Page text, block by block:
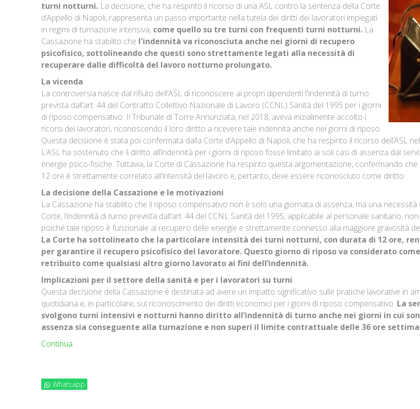
turni notturni. La decisione, che ha respinto il ricorso di una ASL contro la sentenza della Corte
d’Appello di Napoli, rappresenta un passo importante nella tutela dei diritti dei lavoratori impiegati
in regimi di turnazione intensiva, come quello su tre turni con frequenti turni notturni. La
Cassazione ha stabilito che l'indennità va riconosciuta anche nei giorni di recupero
psicofisico, sottolineando che questi sono strettamente legati alla necessità di
recuperare dalle difficoltà del lavoro notturno prolungato.
La vicenda
La controversia nasce dal rifiuto dell’ASL di riconoscere ai propri dipendenti l'indennità di turno
prevista dall’art. 44 del Contratto Collettivo Nazionale di Lavoro (CCNL) Sanità del 1995 per i giorni
di riposo compensativo. Il Tribunale di Torre Annunziata, nel 2018, aveva inizialmente accolto i
ricorsi dei lavoratori, riconoscendo il loro diritto a ricevere tale indennità anche nei giorni di riposo.
Questa decisione è stata poi confermata dalla Corte d’Appello di Napoli, che ha respinto il ricorso dell’ASL
L’ASL ha sostenuto che il diritto all’indennità per i giorni di riposo fosse limitato ai soli casi di assenza dal
energie psico-fisiche. Tuttavia, la Corte di Cassazione ha respinto questa argomentazione, confermando
12 ore è strettamente correlato all’intensità del lavoro e, pertanto, deve essere riconosciuto come diritto.
La decisione della Cassazione e le motivazioni
La Cassazione ha stabilito che il riposo compensativo non è solo una giornata di assenza, ma una
Corte, l’indennità di turno prevista dall’art. 44 del CCNL Sanità del 1995, applicabile al personale sanitario,
poiché tale riposo è funzionale al recupero delle energie e strettamente connesso alla maggiore gravosità
La Corte ha sottolineato che la particolare intensità dei turni notturni, con durata di 12 ore,
per garantire il recupero psicofisico del lavoratore. Questo giorno di riposo va considerato
retribuito come qualsiasi altro giorno lavorato ai fini dell’indennità.
Implicazioni per il settore della sanità e per i lavoratori su turni
Questa decisione della Cassazione è destinata ad avere un impatto significativo sulle pratiche lavorative in
quotidiana e, in particolare, sul riconoscimento dei diritti economici per i giorni di riposo compensativo. La
svolgono turni intensivi e notturni hanno diritto all’indennità di turno anche nei giorni in cui
assenza sia conseguente alla turnazione e non superi il limite contrattuale delle 36 ore
Continua
Whatsapp